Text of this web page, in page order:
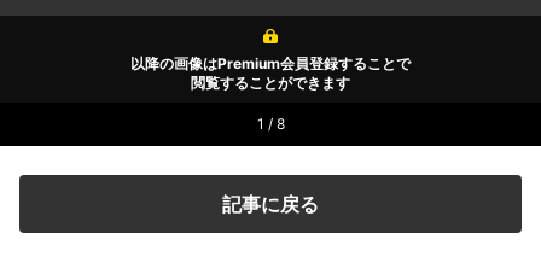
以降の画像はPremium会員登録することで
閲覧することができます
1 / 8
記事に戻る